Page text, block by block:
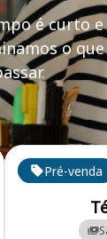
é curto e
o
Pré-venda